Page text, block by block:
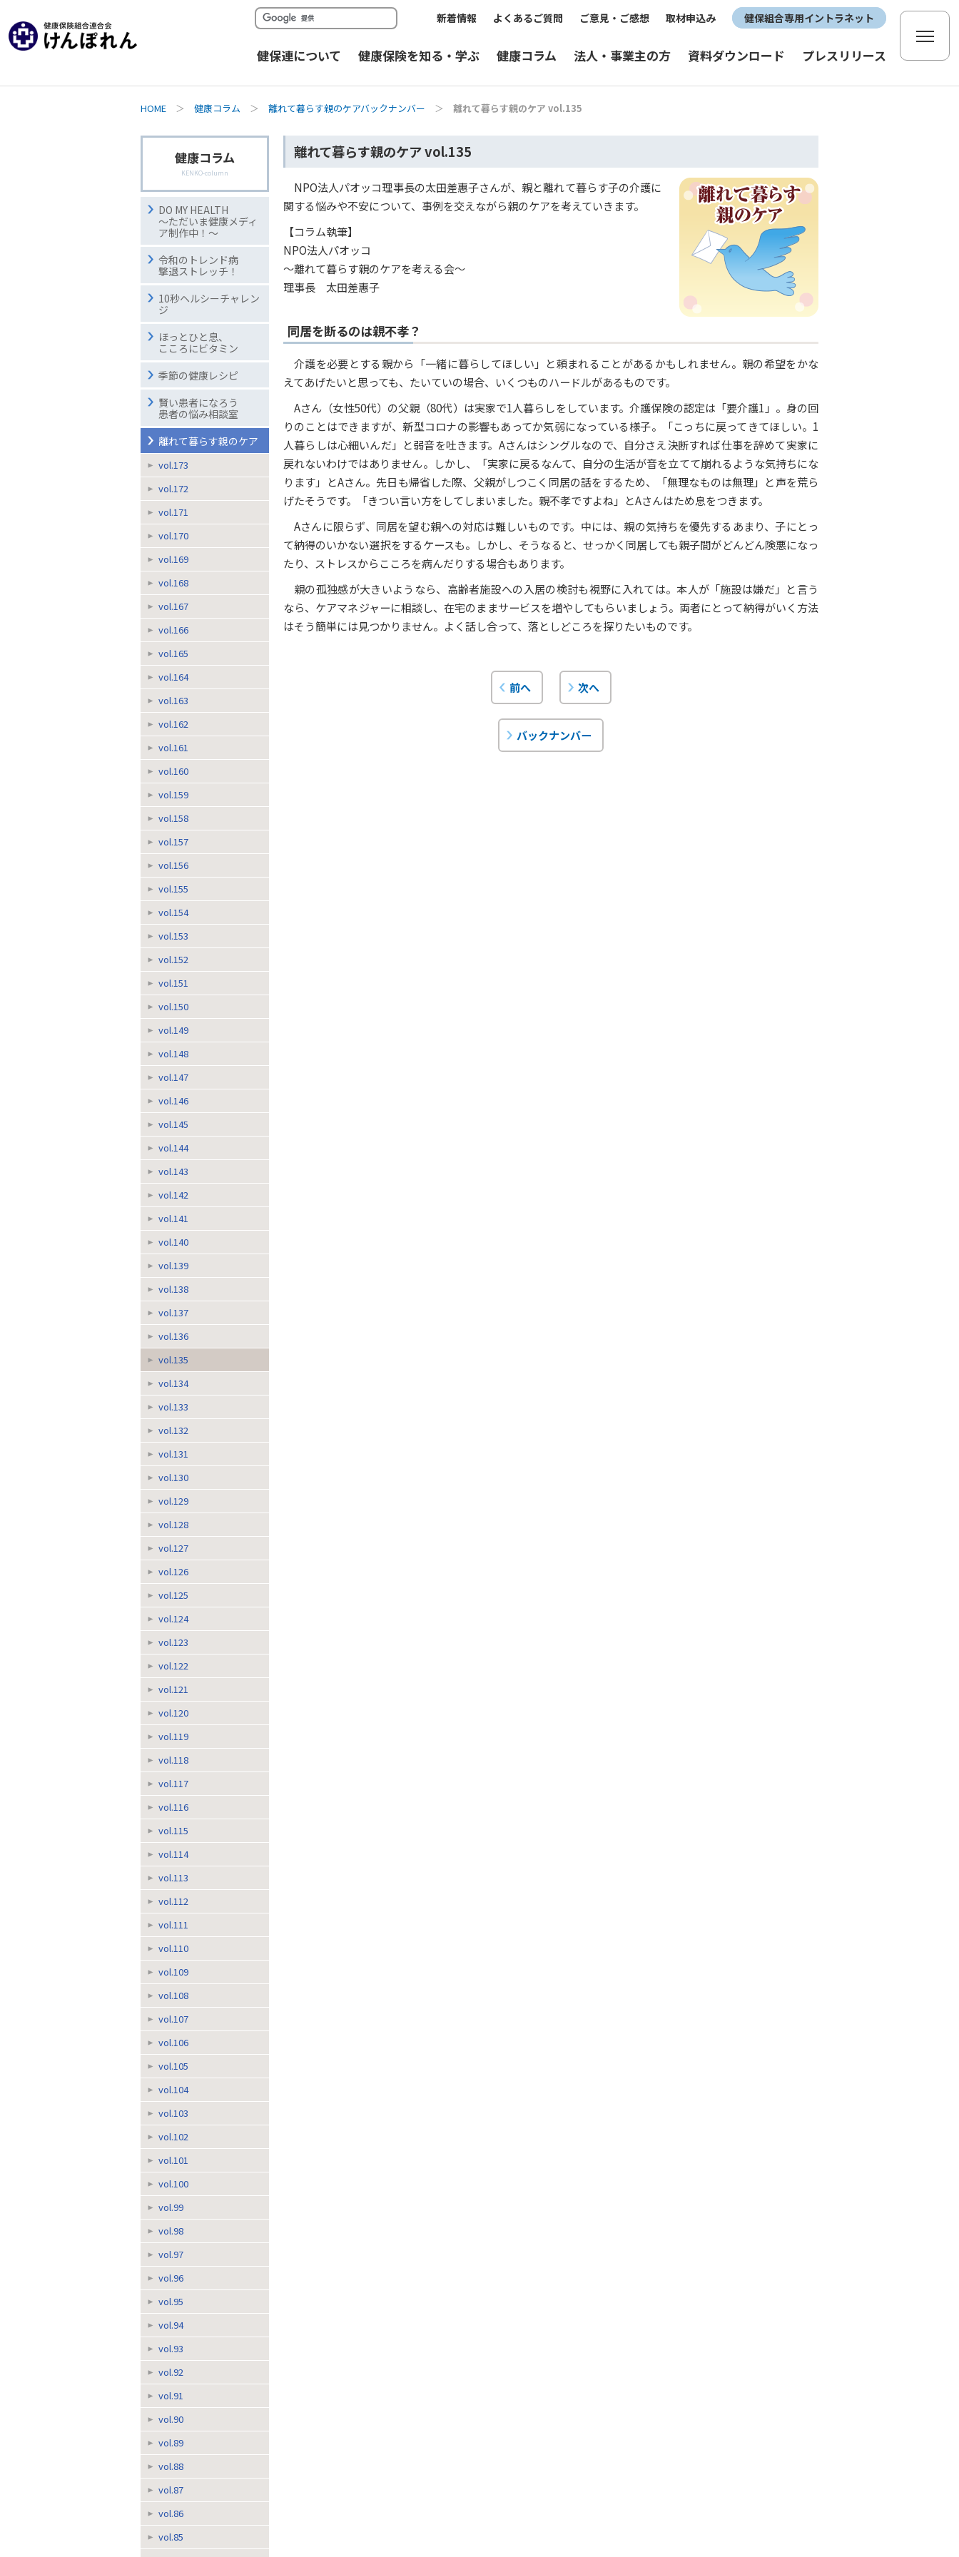
新着情報 よくあるご質問 ご意見・ご感想 取材申込み 健保組合専用イントラネット
健保連について 健康保険を知る・学ぶ 健康コラム 法人・事業主の方 資料ダウンロード プレスリリース
HOME ＞ 健康コラム ＞ 離れて暮らす親のケアバックナンバー ＞ 離れて暮らす親のケア vol.135
離れて暮らす親のケア vol.135
NPO法人パオッコ理事長の太田差惠子さんが、親と離れて暮らす子の介護に
関する悩みや不安について、事例を交えながら親のケアを考えていきます。
【コラム執筆】
NPO法人パオッコ
～離れて暮らす親のケアを考える会～
理事長 太田差惠子
同居を断るのは親不孝？
介護を必要とする親から「一緒に暮らしてほしい」と頼まれることがあるかもしれません。親の希望をかな
えてあげたいと思っても、たいていの場合、いくつものハードルがあるものです。
Aさん（女性50代）の父親（80代）は実家で1人暮らしをしています。介護保険の認定は「要介護1」。身の回
りのことはできますが、新型コロナの影響もあってか気弱になっている様子。「こっちに戻ってきてほしい。1
人暮らしは心細いんだ」と弱音を吐きます。Aさんはシングルなので、自分さえ決断すれば仕事を辞めて実家に
戻れないわけではありません。しかし、「実家に戻るなんて、自分の生活が音を立てて崩れるような気持ちにな
ります」とAさん。先日も帰省した際、父親がしつこく同居の話をするため、「無理なものは無理」と声を荒ら
げたそうです。「きつい言い方をしてしまいました。親不孝ですよね」とAさんはため息をつきます。
Aさんに限らず、同居を望む親への対応は難しいものです。中には、親の気持ちを優先するあまり、子にとっ
て納得のいかない選択をするケースも。しかし、そうなると、せっかく同居しても親子間がどんどん険悪になっ
たり、ストレスからこころを病んだりする場合もあります。
親の孤独感が大きいようなら、高齢者施設への入居の検討も視野に入れては。本人が「施設は嫌だ」と言う
なら、ケアマネジャーに相談し、在宅のままサービスを増やしてもらいましょう。両者にとって納得がいく方法
はそう簡単には見つかりません。よく話し合って、落としどころを探りたいものです。
前へ 次へ
バックナンバー
健康コラム
KENKO-column
DO MY HEALTH
～ただいま健康メディ
ア制作中！～
令和のトレンド病
撃退ストレッチ！
10秒ヘルシーチャレン
ジ
ほっとひと息、
こころにビタミン
季節の健康レシピ
賢い患者になろう
患者の悩み相談室
離れて暮らす親のケア
vol.173
vol.172
vol.171
vol.170
vol.169
vol.168
vol.167
vol.166
vol.165
vol.164
vol.163
vol.162
vol.161
vol.160
vol.159
vol.158
vol.157
vol.156
vol.155
vol.154
vol.153
vol.152
vol.151
vol.150
vol.149
vol.148
vol.147
vol.146
vol.145
vol.144
vol.143
vol.142
vol.141
vol.140
vol.139
vol.138
vol.137
vol.136
vol.135
vol.134
vol.133
vol.132
vol.131
vol.130
vol.129
vol.128
vol.127
vol.126
vol.125
vol.124
vol.123
vol.122
vol.121
vol.120
vol.119
vol.118
vol.117
vol.116
vol.115
vol.114
vol.113
vol.112
vol.111
vol.110
vol.109
vol.108
vol.107
vol.106
vol.105
vol.104
vol.103
vol.102
vol.101
vol.100
vol.99
vol.98
vol.97
vol.96
vol.95
vol.94
vol.93
vol.92
vol.91
vol.90
vol.89
vol.88
vol.87
vol.86
vol.85